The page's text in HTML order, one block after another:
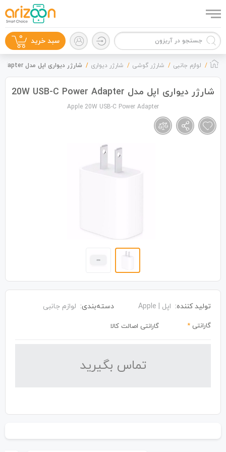
سبد خرید 0
لوازم جانبی شارژر گوشی شارژر دیواری شارژر دیواری اپل مدل 20W USB-C Power Adapter
شارژر دیواری اپل مدل 20W USB-C Power Adapter
Apple 20W USB-C Power Adapter
تولید کننده: اپل | Apple دسته‌بندی: لوازم جانبی
گارانتی * گارانتی اصالت کالا
تماس بگیرید